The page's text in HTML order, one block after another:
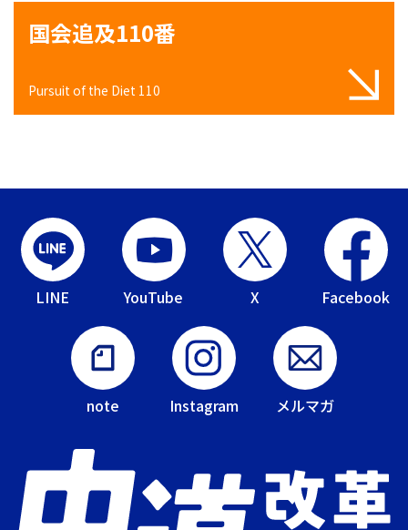
国会追及110番
Pursuit of the Diet 110
LINE YouTube X Facebook
note Instagram メルマガ